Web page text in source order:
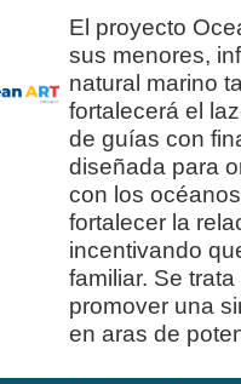
El proyecto
sus menores,
natural marino
fortalecerá el
de guías con
diseñada para
con los
fortalecer la
incentivando
familiar. Se
promover una
en aras de